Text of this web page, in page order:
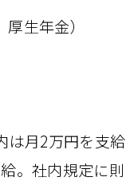
生年金）
は​​月2万円を​​支給
。​​社内規定に​​